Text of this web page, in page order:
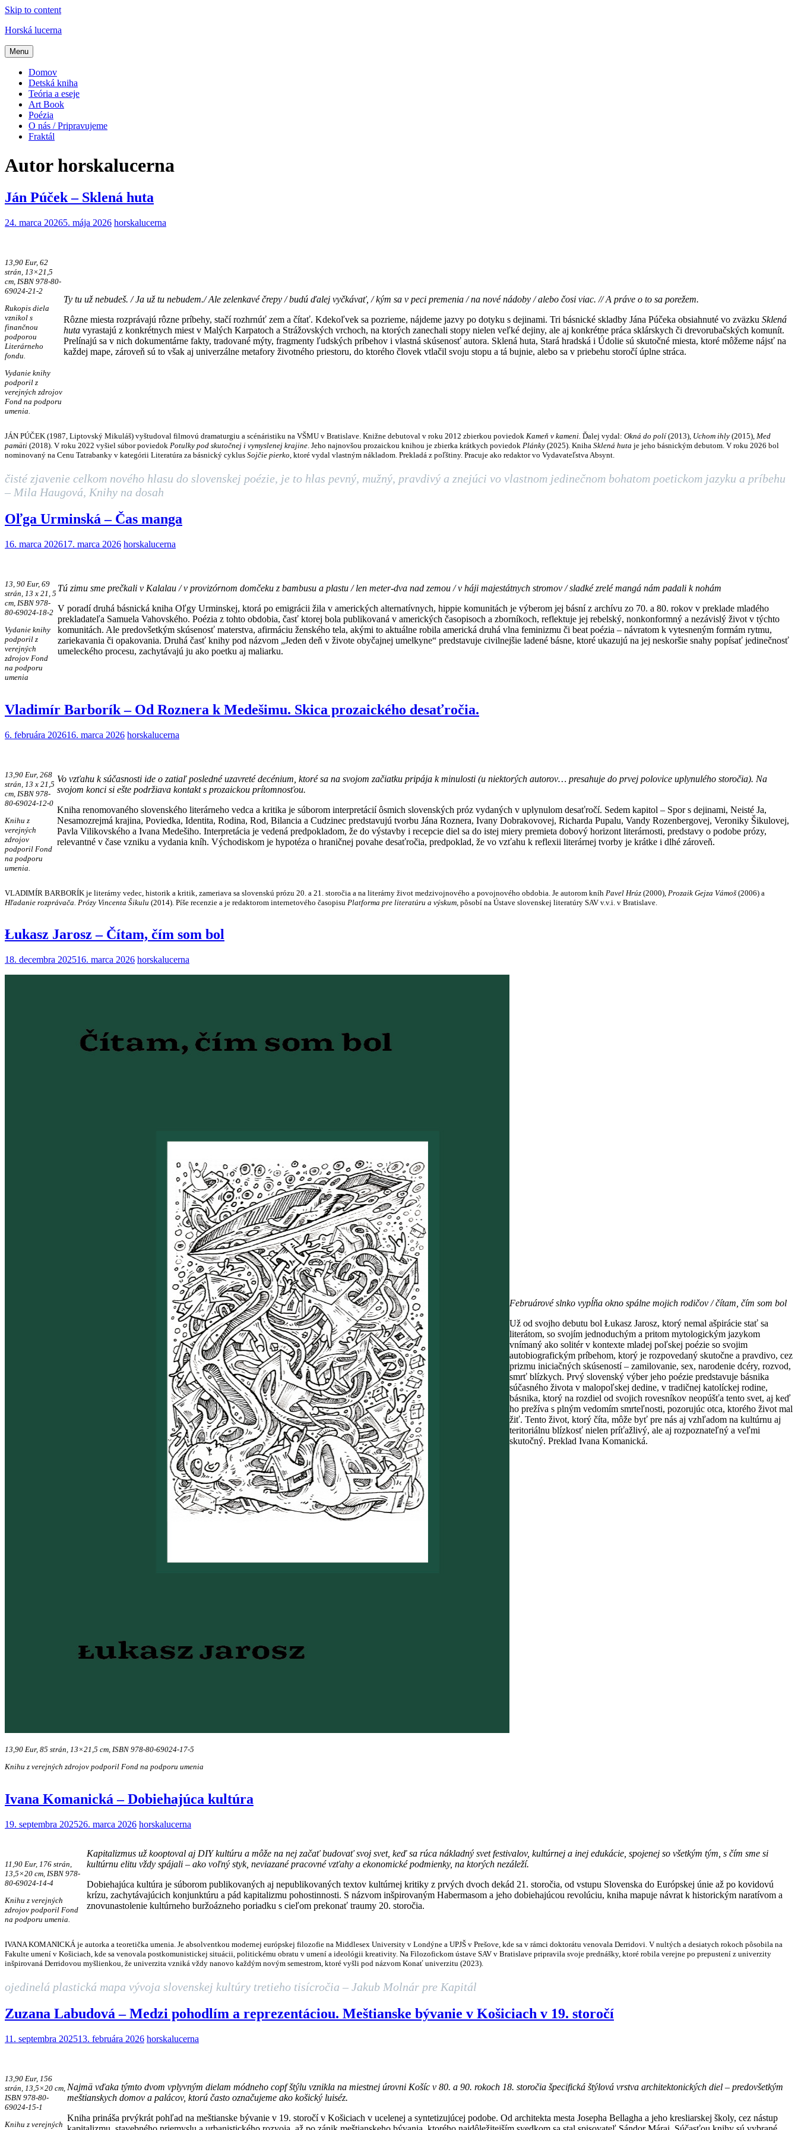
Skip to content
Horská lucerna
Menu
Domov
Detská kniha
Teória a eseje
Art Book
Poézia
O nás / Pripravujeme
Fraktál
Autorhorskalucerna
Ján Púček – Sklená huta
24. marca 20265. mája 2026 horskalucerna
13,90 Eur, 62
strán, 13×21,5
cm, ISBN 978-80-
69024-21-2
Rukopis diela
vznikol s
finančnou
podporou
Literárneho
fondu.
Vydanie knihy
podporil z
verejných zdrojov
Fond na podporu
umenia.
Ty tu už nebudeš. / Ja už tu nebudem./ Ale zelenkavé črepy / budú ďalej vyčkávať, / kým sa v peci premenia / na nové nádoby / alebo čosi viac. // A práve o to sa porežem.
Rôzne miesta rozprávajú rôzne príbehy, stačí rozhrnúť zem a čítať. Kdekoľvek sa pozrieme, nájdeme jazvy po dotyku s dejinami. Tri básnické skladby Jána Púčeka obsiahnuté vo zväzkuSklená
huta vyrastajú z konkrétnych miest v Malých Karpatoch a Strážovských vrchoch, na ktorých zanechali stopy nielen veľké dejiny, ale aj konkrétne práca sklárskych či drevorubačských komunít.
Prelínajú sa v nich dokumentárne fakty, tradované mýty, fragmenty ľudských príbehov i vlastná skúsenosť autora. Sklená huta, Stará hradská i Údolie sú skutočné miesta, ktoré môžeme nájsť na
každej mape, zároveň sú to však aj univerzálne metafory životného priestoru, do ktorého človek vtlačil svoju stopu a tá bujnie, alebo sa v priebehu storočí úplne stráca.
JÁN PÚČEK (1987, Liptovský Mikuláš) vyštudoval filmovú dramaturgiu a scénáristiku na VŠMU v Bratislave. Knižne debutoval v roku 2012 zbierkou poviedok Kameň v kameni. Ďalej vydal: Okná do polí(2013), Uchom ihly (2015), Med
pamäti (2018). V roku 2022 vyšiel súbor poviedok Potulky pod skutočnej i vymyslenej krajine . Jeho najnovšou prozaickou knihou je zbierka krátkych poviedok Plánky (2025). Kniha Sklená huta je jeho básnickým debutom. V roku 2026 bol
nominovaný na Cenu Tatrabanky v kategórii Literatúra za básnický cyklus Sojčie pierko , ktoré vydal vlastným nákladom. Prekladá z poľštiny. Pracuje ako redaktor vo Vydavateľstva Absynt.
čisté zjavenie celkom nového hlasu do slovenskej poézie, je to hlas pevný, mužný, pravdivý a znejúci vo vlastnom jedinečnom bohatom poetickom jazyku a príbehu
– Mila Haugová, Knihy na dosah
Oľga Urminská – Čas manga
16. marca 202617. marca 2026 horskalucerna
13, 90 Eur, 69
strán, 13 x 21, 5
cm, ISBN 978-
80-69024-18-2
Vydanie knihy
podporil z
verejných
zdrojov Fond
na podporu
umenia
Tú zimu sme prečkali v Kalalau / v provizórnom domčeku z bambusu a plastu / len meter-dva nad zemou / v háji majestátnych stromov / sladké zrelé mangá nám padali k nohám
V poradí druhá básnická kniha Oľgy Urminskej, ktorá po emigrácii žila v amerických alternatívnych, hippie komunitách je výberom jej básní z archívu zo 70. a 80. rokov v preklade mladého
prekladateľa Samuela Vahovského. Poézia z tohto obdobia, časť ktorej bola publikovaná v amerických časopisoch a zborníkoch, reflektuje jej rebelský, nonkonformný a nezávislý život v týchto
komunitách. Ale predovšetkým skúsenosť materstva, afirmáciu ženského tela, akými to aktuálne robila americká druhá vlna feminizmu či beat poézia – návratom k vytesneným formám rytmu,
zariekavania či opakovania. Druhá časť knihy pod názvom „Jeden deň v živote obyčajnej umelkyne“ predstavuje civilnejšie ladené básne, ktoré ukazujú na jej neskoršie snahy popísať jedinečnosť
umeleckého procesu, zachytávajú ju ako poetku aj maliarku.
Vladimír Barborík – Od Roznera k Medešimu. Skica prozaického desaťročia.
6. februára 202616. marca 2026 horskalucerna
13,90 Eur, 268
strán, 13 x 21,5
cm, ISBN 978-
80-69024-12-0
Knihu z
verejných
zdrojov
podporil Fond
na podporu
umenia.
Vo vzťahu k súčasnosti ide o zatiaľ posledné uzavreté decénium, ktoré sa na svojom začiatku pripája k minulosti (u niektorých autorov… presahuje do prvej polovice uplynulého storočia). Na
svojom konci si ešte podržiava kontakt s prozaickou prítomnosťou.
Kniha renomovaného slovenského literárneho vedca a kritika je súborom interpretácií ôsmich slovenských próz vydaných v uplynulom desaťročí. Sedem kapitol – Spor s dejinami, Neisté Ja,
Nesamozrejmá krajina, Poviedka, Identita, Rodina, Rod, Bilancia a Cudzinec predstavujú tvorbu Jána Roznera, Ivany Dobrakovovej, Richarda Pupalu, Vandy Rozenbergovej, Veroniky Šikulovej,
Pavla Vilikovského a Ivana Medešiho. Interpretácia je vedená predpokladom, že do výstavby i recepcie diel sa do istej miery premieta dobový horizont literárnosti, predstavy o podobe prózy,
relevantné v čase vzniku a vydania kníh. Východiskom je hypotéza o hraničnej povahe desaťročia, predpoklad, že vo vzťahu k reflexii literárnej tvorby je krátke i dlhé zároveň.
VLADIMÍR BARBORÍK je literárny vedec, historik a kritik, zameriava sa slovenskú prózu 20. a 21. storočia a na literárny život medzivojnového a povojnového obdobia. Je autorom kníh Pavel Hrúz (2000), Prozaik Gejza Vámoš(2006) a
Hľadanie rozprávača. Prózy Vincenta Šikulu (2014). Píše recenzie a je redaktorom internetového časopisu Platforma pre literatúru a výskum, pôsobí na Ústave slovenskej literatúry SAV v.v.i. v Bratislave.
Łukasz Jarosz – Čítam, čím som bol
18. decembra 202516. marca 2026 horskalucerna
13,90 Eur, 85 strán, 13×21,5 cm, ISBN 978-80-69024-17-5
Knihu z verejných zdrojov podporil Fond na podporu umenia
Februárové slnko vypĺňa okno spálne mojich rodičov / čítam, čím som bol
Už od svojho debutu bol Łukasz Jarosz, ktorý nemal ašpirácie stať sa
literátom, so svojím jednoduchým a pritom mytologickým jazykom
vnímaný ako solitér v kontexte mladej poľskej poézie so svojim
autobiografickým príbehom, ktorý je rozpovedaný skutočne a pravdivo, cez
prizmu iniciačných skúseností – zamilovanie, sex, narodenie dcéry, rozvod,
smrť blízkych. Prvý slovenský výber jeho poézie predstavuje básnika
súčasného života v malopoľskej dedine, v tradičnej katolíckej rodine,
básnika, ktorý na rozdiel od svojich rovesníkov neopúšťa tento svet, aj keď
ho prežíva s plným vedomím smrteľnosti, pozorujúc otca, ktorého život mal
žiť. Tento život, ktorý číta, môže byť pre nás aj vzhľadom na kultúrnu aj
teritoriálnu blízkosť nielen príťažlivý, ale aj rozpoznateľný a veľmi
skutočný. Preklad Ivana Komanická.
Ivana Komanická – Dobiehajúca kultúra
19. septembra 202526. marca 2026 horskalucerna
11,90 Eur, 176 strán,
13,5×20 cm, ISBN 978-
80-69024-14-4
Knihu z verejných
zdrojov podporil Fond
na podporu umenia.
Kapitalizmus už kooptoval aj DIY kultúru a môže na nej začať budovať svoj svet, keď sa rúca nákladný svet festivalov, kultúrnej a inej edukácie, spojenej so všetkým tým, s čím sme si
kultúrnu elitu vždy spájali – ako voľný styk, neviazané pracovné vzťahy a ekonomické podmienky, na ktorých nezáleží.
Dobiehajúca kultúra je súborom publikovaných aj nepublikovaných textov kultúrnej kritiky z prvých dvoch dekád 21. storočia, od vstupu Slovenska do Európskej únie až po kovidovú
krízu, zachytávajúcich konjunktúru a pád kapitalizmu pohostinnosti. S názvom inšpirovaným Habermasom a jeho dobiehajúcou revolúciu, kniha mapuje návrat k historickým naratívom a
znovunastolenie kultúrneho buržoázneho poriadku s cieľom prekonať traumy 20. storočia.
IVANA KOMANICKÁ je autorka a teoretička umenia. Je absolventkou modernej európskej filozofie na Middlesex University v Londýne a UPJŠ v Prešove, kde sa v rámci doktorátu venovala Derridovi. V nultých a desiatych rokoch pôsobila na
Fakulte umení v Košiciach, kde sa venovala postkomunistickej situácii, politickému obratu v umení a ideológii kreativity. Na Filozofickom ústave SAV v Bratislave pripravila svoje prednášky, ktoré robila verejne po prepustení z univerzity
inšpirovaná Derridovou myšlienkou, že univerzita vzniká vždy nanovo každým novým semestrom, ktoré vyšli pod názvom Konať univerzitu (2023).
ojedinelá plastická mapa vývoja slovenskej kultúry tretieho tisícročia – Jakub Molnár pre Kapitál
Zuzana Labudová – Medzi pohodlím a reprezentáciou. Meštianske bývanie v Košiciach v 19. storočí
11. septembra 202513. februára 2026 horskalucerna
13,90 Eur, 156
strán, 13,5×20 cm,
ISBN 978-80-
69024-15-1
Knihu z verejných
Najmä vďaka týmto dvom vplyvným dielam módneho copf štýlu vznikla na miestnej úrovni Košíc v 80. a 90. rokoch 18. storočia špecifická štýlová vrstva architektonických diel – predovšetkým
meštianskych domov a palácov, ktorú často označujeme ako košický luiséz.
Kniha prináša prvýkrát pohľad na meštianske bývanie v 19. storočí v Košiciach v ucelenej a syntetizujúcej podobe. Od architekta mesta Josepha Bellagha a jeho kresliarskej školy, cez nástup